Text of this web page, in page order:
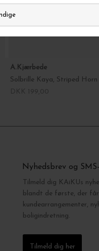
A.Kjærbede
Solbrille Kaya, Striped Horn
Nyhedsbrev og
Tilmeld dig KAiKUs
blandt de første, der
kundearrangementer,
boligindretning.
Tilmeld dig her